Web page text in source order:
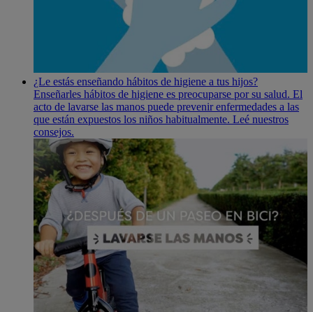
¿Le estás enseñando hábitos de higiene a tus hijos?
Enseñarles hábitos de higiene es preocuparse por su salud. El
acto de lavarse las manos puede prevenir enfermedades a las
que están expuestos los niños habitualmente. Leé nuestros
consejos.